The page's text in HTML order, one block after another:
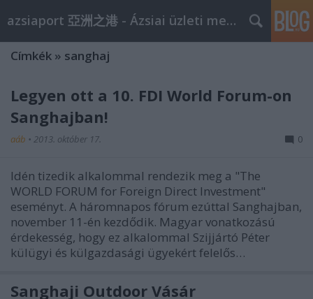
azsiaport 亞洲之港 - Ázsiai üzleti megoldások
Címkék » sanghaj
Legyen ott a 10. FDI World Forum-on
Sanghajban!
aáb • 2013. október 17. 0
Idén tizedik alkalommal rendezik meg a "The
WORLD FORUM for Foreign Direct Investment"
eseményt. A háromnapos fórum ezúttal Sanghajban,
november 11-én kezdődik. Magyar vonatkozású
érdekesség, hogy ez alkalommal Szijjártó Péter
külügyi és külgazdasági ügyekért felelős…
Sanghaji Outdoor Vásár